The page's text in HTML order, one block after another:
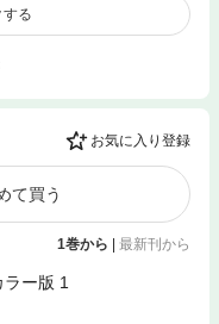
る
お気に入り登録
て買う
1巻から 最新刊から
ー版 1